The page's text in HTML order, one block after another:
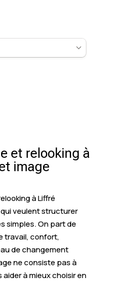
et relooking à
image
à Liffré
veulent structurer
simples. On part de
travail, confort,
de changement
ne consiste pas à
aider à mieux choisir en